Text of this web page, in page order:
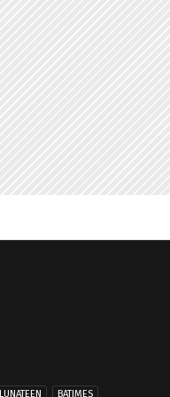
LUNATEEN BATIMES